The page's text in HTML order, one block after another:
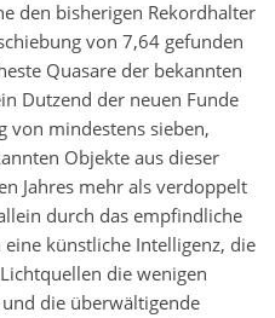
den bisherigen Rekordhalter
von 7,64 gefunden
Quasare der bekannten
Dutzend der neuen Funde
von mindestens sieben,
Objekte aus dieser
Jahres mehr als verdoppelt
durch das empfindliche
künstliche Intelligenz, die
die wenigen
die überwältigende